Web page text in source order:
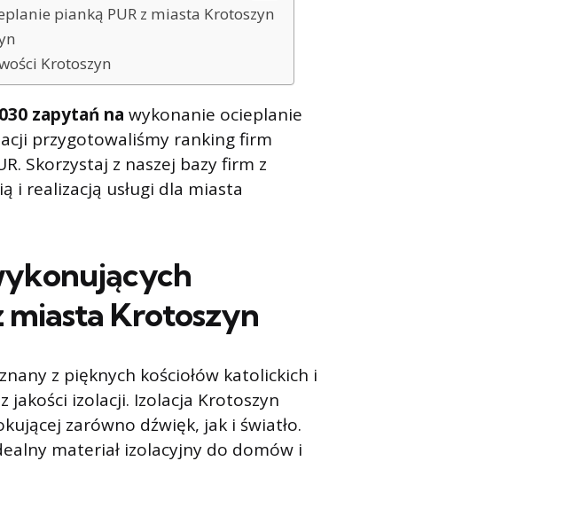
pianką PUR z miasta Krotoszyn
Krotoszyn
zapytań na wykonanie ocieplanie
przygotowaliśmy ranking firm
Skorzystaj z naszej bazy firm z
i realizacją usługi dla miasta
miasta Krotoszyn
z pięknych kościołów katolickich i
izolacji. Izolacja Krotoszyn
zarówno dźwięk, jak i światło.
materiał izolacyjny do domów i